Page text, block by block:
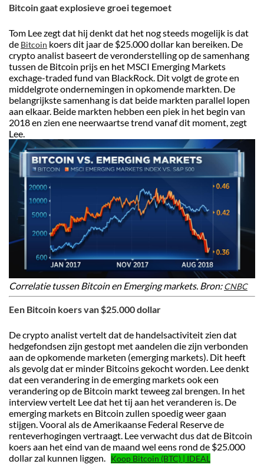
Bitcoin gaat explosieve groei tegemoet
Tom Lee zegt dat hij denkt dat het nog steeds mogelijk is dat
de Bitcoin koers dit jaar de $25.000 dollar kan bereiken. De
crypto analist baseert de veronderstelling op de samenhang
tussen de Bitcoin prijs en het MSCI Emerging Markets
exchage-traded fund van BlackRock. Dit volgt de grote en
middelgrote ondernemingen in opkomende markten. De
belangrijkste samenhang is dat beide markten parallel lopen
aan elkaar. Beide markten hebben een piek in het begin van
2018 en zien ene neerwaartse trend vanaf dit moment, zegt
Lee.
Correlatie tussen Bitcoin en Emerging markets. Bron:CNBC
Een Bitcoin koers van $25.000 dollar
De crypto analist vertelt dat de handelsactiviteit zien dat
hedgefondsen zijn gestopt met aandelen die zijn verbonden
aan de opkomende marketen (emerging markets). Dit heeft
als gevolg dat er minder Bitcoins gekocht worden. Lee denkt
dat een verandering in de emerging markets ook een
verandering op de Bitcoin markt teweeg zal brengen. In het
interview vertelt Lee dat het tij aan het veranderen is. De
emerging markets en Bitcoin zullen spoedig weer gaan
stijgen. Vooral als de Amerikaanse Federal Reserve de
renteverhogingen vertraagt. Lee verwacht dus dat de Bitcoin
koers aan het eind van de maand wel eens rond de $25.000
dollar zal kunnen liggen. Koop Bitcoin (BTC) | IDEAL